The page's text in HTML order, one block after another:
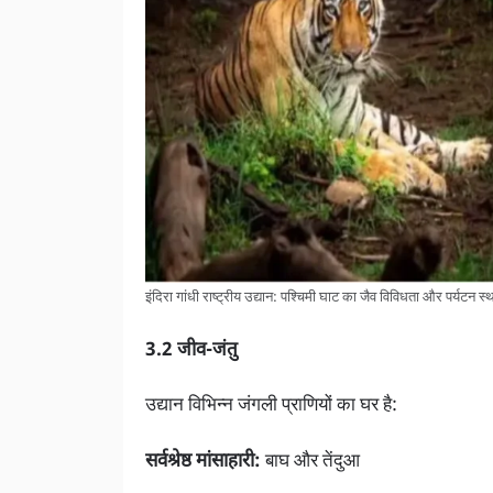
इंदिरा गांधी राष्ट्रीय उद्यान: पश्चिमी घाट का जैव विविधता और पर्यटन
3.2 जीव-जंतु
उद्यान विभिन्न जंगली प्राणियों का घर है:
सर्वश्रेष्ठ मांसाहारी:बाघ और तेंदुआ